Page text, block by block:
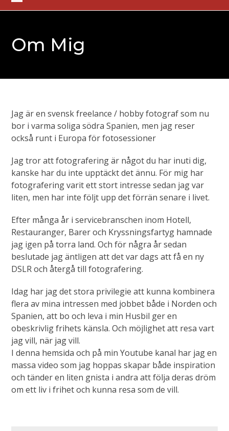
SkipOpen
menu
Close
menu
Om Mig
Jag är en svensk freelance / hobby fotograf som nu
bor i varma soliga södra Spanien, men jag reser
också runt i Europa för fotosessioner
Jag tror att fotografering är något du har inuti dig,
kanske har du inte upptäckt det ännu. För mig har
fotografering varit ett stort intresse sedan jag var
liten, men har inte följt upp det förrän senare i livet.
Efter många år i servicebranschen inom Hotell,
Restauranger, Barer och Kryssningsfartyg hamnade
jag igen på torra land. Och för några år sedan
beslutade jag äntligen att det var dags att få en ny
DSLR och återgå till fotografering.
Idag har jag det stora privilegie att kunna kombinera
flera av mina intressen med jobbet både i Norden och
Spanien, att bo och leva i min Husbil ger en
obeskrivlig frihets känsla. Och möjlighet att resa vart
jag vill, när jag vill.
I denna hemsida och på min Youtube kanal har jag en
massa video som jag hoppas skapar både inspiration
och tänder en liten gnista i andra att följa deras dröm
om ett liv i frihet och kunna resa som de vill.